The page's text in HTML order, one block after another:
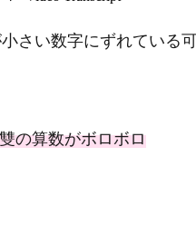
さい数字にずれている可
の算数がボロボロ